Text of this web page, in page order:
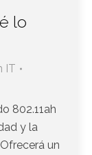
lo
IT
802.11ah
y la
un